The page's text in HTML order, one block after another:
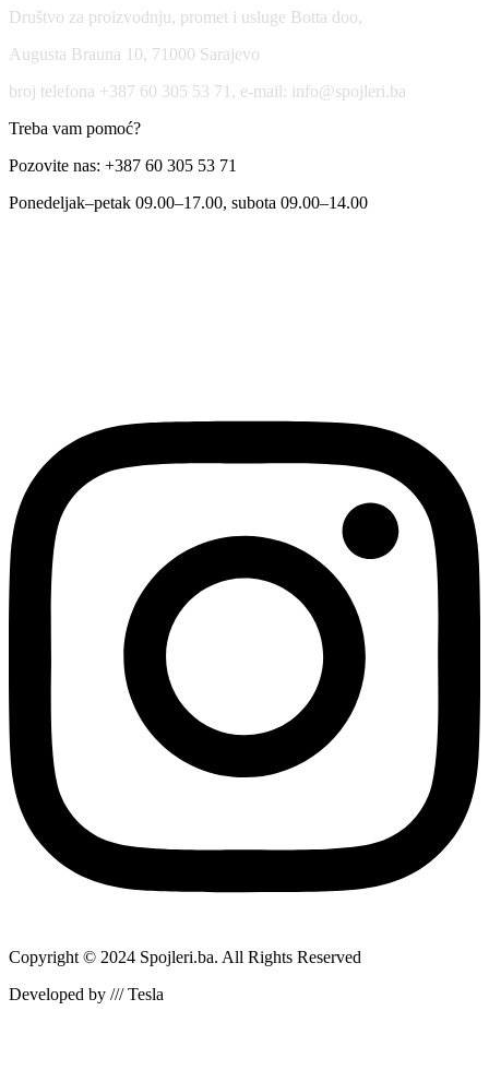
Društvo za proizvodnju, promet i usluge Botta doo,
Augusta Brauna 10, 71000 Sarajevo
broj telefona +387 60 305 53 71, e-mail: info@spojleri.ba
Treba vam pomoć?
Pozovite nas: +387 60 305 53 71
Ponedeljak–petak 09.00–17.00, subota 09.00–14.00
Copyright © 2024 Spojleri.ba. All Rights Reserved
Developed by /// Tesla